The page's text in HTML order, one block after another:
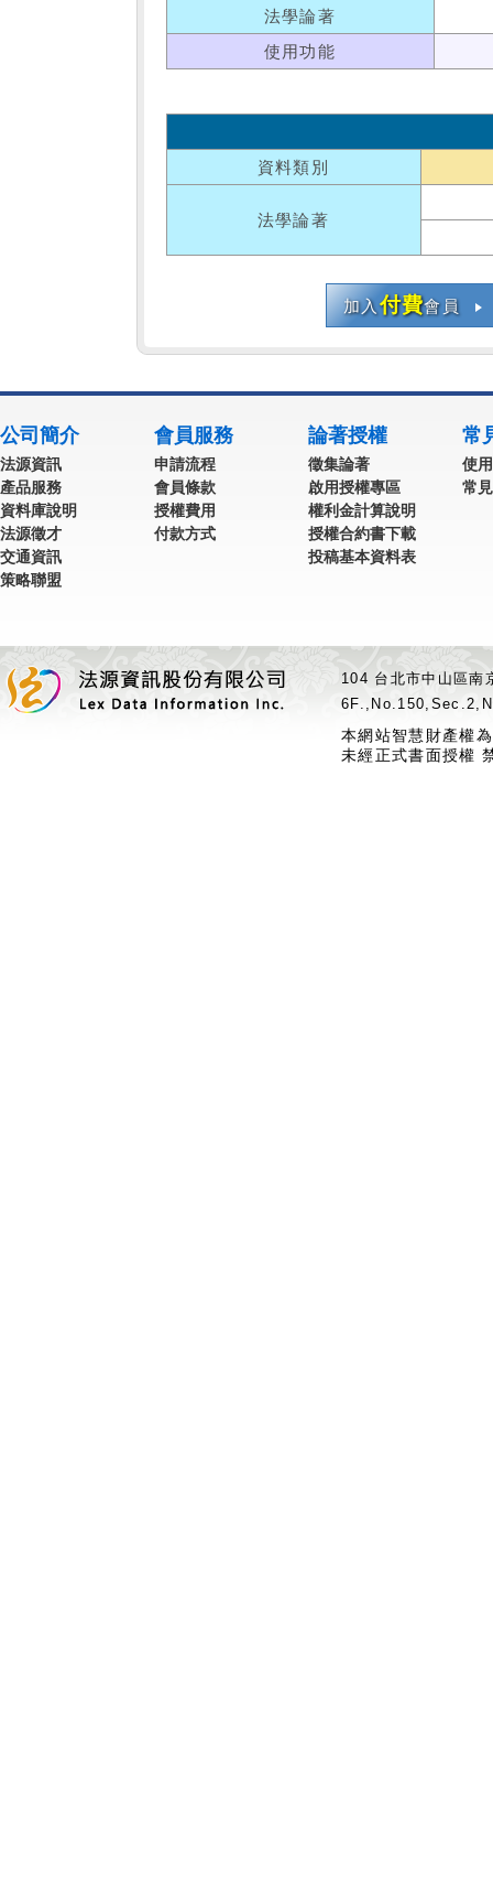
法學論著
使用功能
資料類別
法學論著
加入付費會員
公司簡介
法源資訊
產品服務
資料庫說明
法源徵才
交通資訊
策略聯盟
會員服務
申請流程
會員條款
授權費用
付款方式
論著授權
徵集論著
啟用授權專區
權利金計算說明
授權合約書下載
投稿基本資料表
常
使
常
104 台北市中山區
本網站智慧財產權
未經正式書面授權